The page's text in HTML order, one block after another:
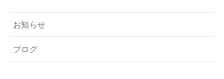
お知らせ
ブログ